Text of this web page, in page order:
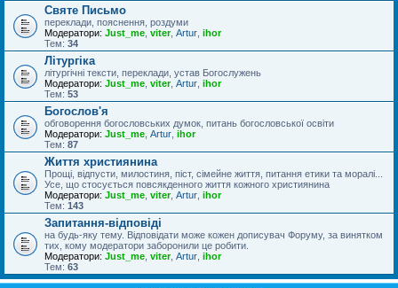
Святе Письмо
переклади, пояснення, роздуми
Модератори: Just_me viter, Artur ihor
Тем: 34
Літургіка
літургічні тексти, переклади, устав Богослужень
Модератори: Just_me viter, Artur ihor
Тем: 53
Богослов'я
обговорення богословських думок, питань богословської освіти
Модератори: Just_me Artur ihor
Тем: 87
Життя християнина
Прощі, відпусти, милостиня, піст, сімейне життя, питання етики та моралі...
Усе, що стосується повсякденного життя кожного християнина
Модератори: Just_me viter, Artur ihor
Тем: 143
Запитання-відповіді
на будь-яку тему. Відповідати може кожен дописувач Форуму, за винятком
тих, кому модератори заборонили це робити.
Модератори: Just_me viter, Artur ihor
Тем: 63